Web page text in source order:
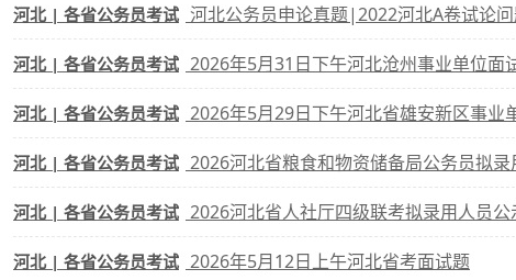
河北 | 各省公务员考试 河北公务员申论真题|2022河北A卷试论
河北 | 各省公务员考试 2026年5月31日下午河北沧州事业单位面
河北 | 各省公务员考试 2026年5月29日下午河北省雄安新区事业
河北 | 各省公务员考试 2026河北省粮食和物资储备局公务员拟录
河北 | 各省公务员考试 2026河北省人社厅四级联考拟录用人员公
河北 | 各省公务员考试 2026年5月12日上午河北省考面试题